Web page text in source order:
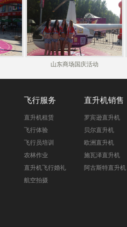
山东商场国庆活动
飞行服务
直升机租赁
飞行体验
飞行员培训
农林作业
直升机飞行婚礼
航空拍摄
直升机销售
罗宾逊直升机
贝尔直升机
欧洲直升机
施瓦泽直升机
阿古斯特直升机